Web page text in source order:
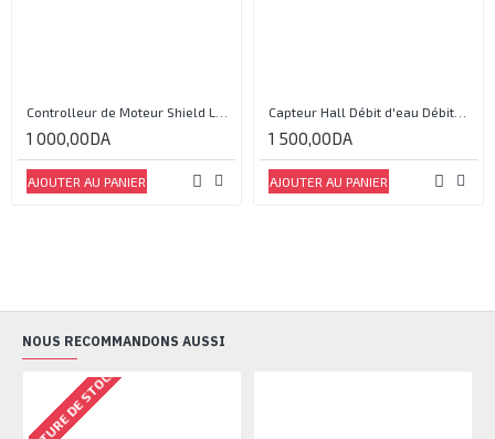
1 000,00DA
AJOUTER AU PANIER
Capteur Hall Débit d'eau Débitmètre Contrôle 1-30L Eau / min 1.75MPa
1 500,00DA
AJOUTER AU PANIER
NOUS RECOMMANDONS AUSSI
RUPTURE DE STOCK